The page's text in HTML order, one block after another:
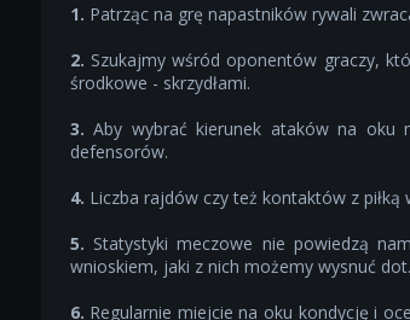
1. Patrząc na grę napastników rywali
2. Szukajmy wśród oponentów graczy,
środkowe - skrzydłami.
3.Aby wybrać kierunek ataków na oku
defensorów.
4. Liczba rajdów czy też kontaktów z
5. Statystyki meczowe nie powiedzą
wnioskiem, jaki z nich możemy wysnuć
6. Regularnie miejcie na oku kondycję i